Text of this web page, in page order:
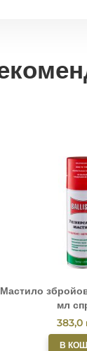
Мастило
мл
383,0
В